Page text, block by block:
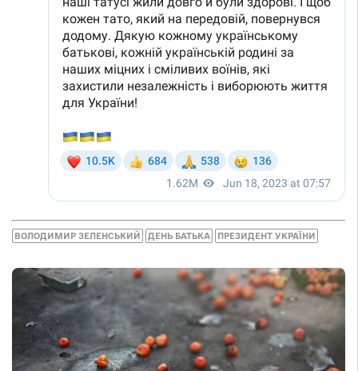
ВОЛОДИМИР ЗЕЛЕНСЬКИЙ ДЕНЬ БАТЬКА ПРЕЗИДЕНТ УКРАЇНИ